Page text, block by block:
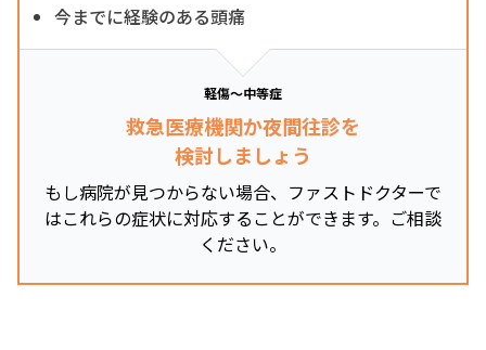
今までに経験のある頭痛
軽傷～中等症
救急医療機関か夜間往診を
検討しましょう
もし病院が見つからない場合、ファストドクターで
はこれらの症状に対応することができます。ご相談
ください。